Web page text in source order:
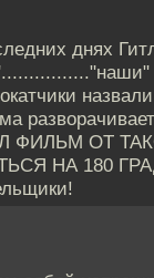
днях
ФИЛЬМ ОТ
НА 180